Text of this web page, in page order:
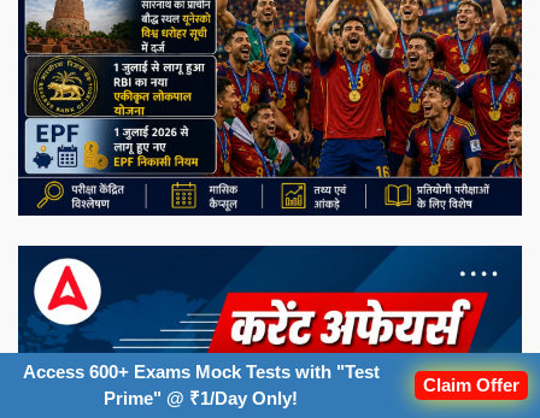
Access 600+ Exams Mock Tests with "Test
Prime" @ ₹1/Day Only!
Claim Offer